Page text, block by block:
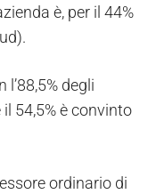
è, per il 44%
l’88,5% degli
54,5% è convinto
ordinario di